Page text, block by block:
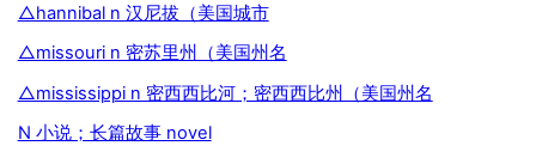
△hannibal n 汉尼拔（美国城市
△missouri n 密苏里州（美国州名
△mississippi n 密西西比河；密西西比州（美国州名
N 小说；长篇故事 novel